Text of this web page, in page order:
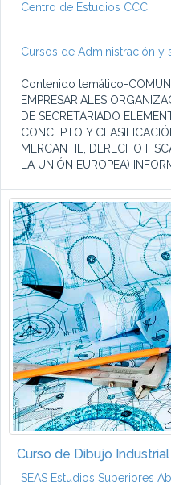
Centro de Estudios CCC
Cursos de Administración y
Contenido temático-
EMPRESARIALES
DE SECRETARIADO
CONCEPTO Y
MERCANTIL, DERECHO
LA UNIÓN EUROPEA)
Curso de Dibujo
SEAS Estudios Superiores